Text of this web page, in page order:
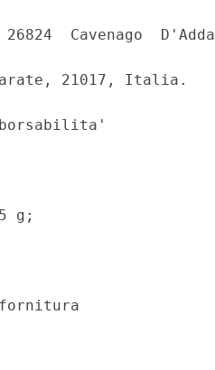
Cavenago  D'Adda
21017, Italia.
g;